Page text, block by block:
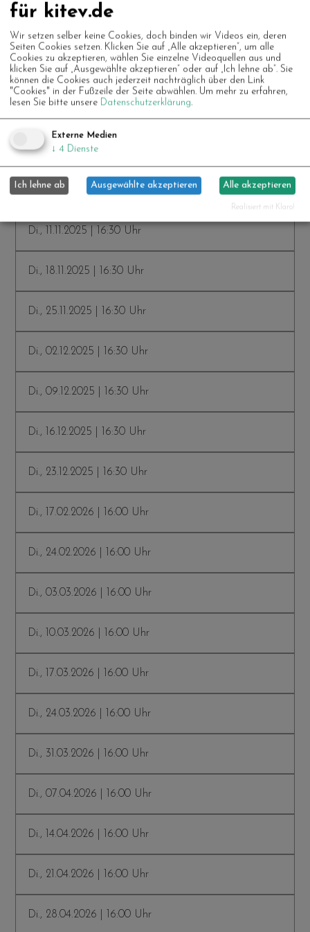
Di., 30.09.2025 | 14:00 Uhr
Di., 07.10.2025 | 14:00 Uhr
Di., 21.10.2025 | 14:00 Uhr
Di., 28.10.2025 | 14:00 Uhr
Di., 11.11.2025 | 16:30 Uhr
Di., 18.11.2025 | 16:30 Uhr
Di., 25.11.2025 | 16:30 Uhr
Di., 02.12.2025 | 16:30 Uhr
Di., 09.12.2025 | 16:30 Uhr
Di., 16.12.2025 | 16:30 Uhr
Di., 23.12.2025 | 16:30 Uhr
Di., 17.02.2026 | 16:00 Uhr
Di., 24.02.2026 | 16:00 Uhr
Di., 03.03.2026 | 16:00 Uhr
Di., 10.03.2026 | 16:00 Uhr
Di., 17.03.2026 | 16:00 Uhr
Di., 24.03.2026 | 16:00 Uhr
Di., 31.03.2026 | 16:00 Uhr
Di., 07.04.2026 | 16:00 Uhr
Di., 14.04.2026 | 16:00 Uhr
Di., 21.04.2026 | 16:00 Uhr
Di., 28.04.2026 | 16:00 Uhr
für kitev.de
Wir setzen selber keine Cookies, doch binden wir Videos ein, deren
Seiten Cookies setzen. Klicken Sie auf „Alle akzeptieren“, um alle
Cookies zu akzeptieren, wählen Sie einzelne Videoquellen aus und
klicken Sie auf „Ausgewählte akzeptieren“ oder auf „Ich lehne ab“. Sie
können die Cookies auch jederzeit nachträglich über den Link
"Cookies" in der Fußzeile der Seite abwählen. Um mehr zu erfahren,
lesen Sie bitte unsere Datenschutzerklärung.
Externe Medien
↓ 4 Dienste
Ich lehne ab Ausgewählte akzeptieren Alle akzeptieren
Realisiert mit Klaro!